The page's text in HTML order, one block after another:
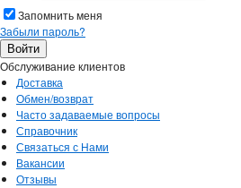
Запомнить меня
Забыли пароль?
Обслуживание клиентов
Доставка
Обмен/возврат
Часто задаваемые вопросы
Справочник
Связаться с Нами
Вакансии
Отзывы